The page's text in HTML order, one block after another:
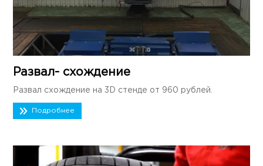
Развал- схождение
Развал схождение на 3D стенде от 960 рублей.
Подробнее